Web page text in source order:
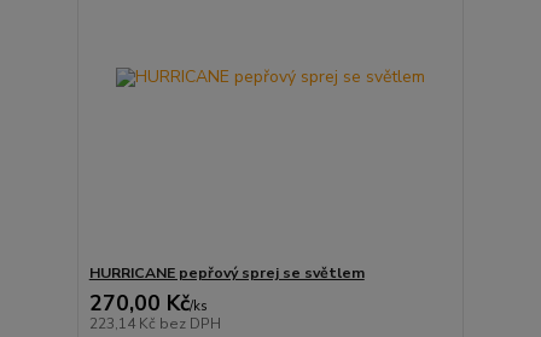
HURRICANE pepřový sprej se světlem
270,00 Kč/ks
223,14 Kč bez DPH